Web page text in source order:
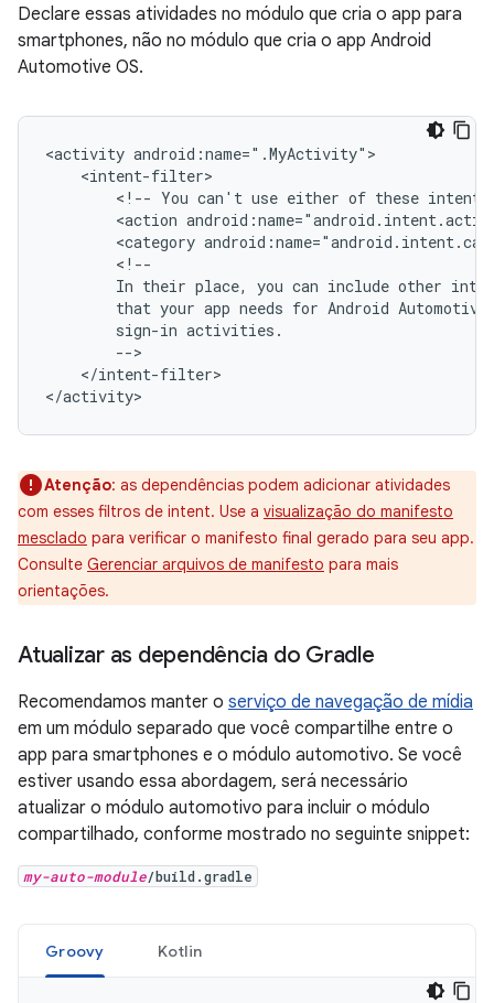
Declare essas atividades no módulo que cria o app para
smartphones, não no módulo que cria o app Android
Automotive OS.
<activity
<!-- You can't use either of these intents
<action
<category
In their place, you can include other
that your app needs for Android Automotive
sign-in
</intent-filter>
Atenção: as dependências podem adicionar atividades
com esses filtros de intent. Use a visualização do manifesto
mesclado para verificar o manifesto final gerado para seu app.
Consulte Gerenciar arquivos de manifesto para mais
orientações.
Atualizar as dependência do Gradle
Recomendamos manter o serviço de navegação de mídia
em um módulo separado que você compartilhe entre o
app para smartphones e o módulo automotivo. Se você
estiver usando essa abordagem, será necessário
atualizar o módulo automotivo para incluir o módulo
compartilhado, conforme mostrado no seguinte snippet:
my-auto-module/build.gradle
Groovy Kotlin